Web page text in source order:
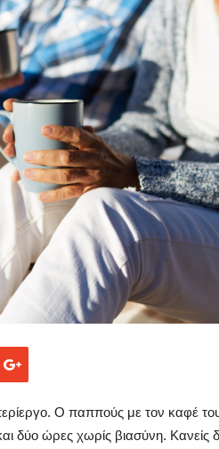
Ο παππούς με τον καφέ του
δύο ώρες χωρίς βιασύνη. Κανείς